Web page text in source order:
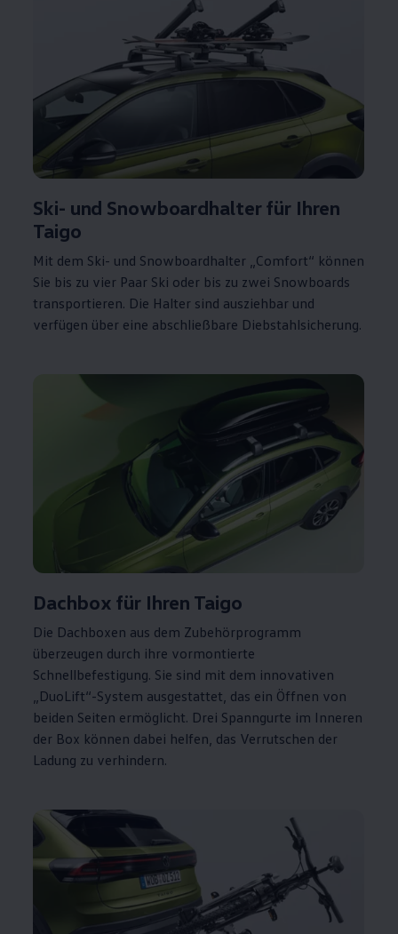
Ski- und Snowboardhalter für Ihren
Taigo
Mit dem Ski- und Snowboardhalter „Comfort“ können
Sie bis zu vier Paar Ski oder bis zu zwei Snowboards
transportieren. Die Halter sind ausziehbar und
verfügen über eine abschließbare Diebstahlsicherung.
Dachbox für Ihren Taigo
Die Dachboxen aus dem Zubehörprogramm
überzeugen durch ihre vormontierte
Schnellbefestigung. Sie sind mit dem innovativen
„DuoLift“-System ausgestattet, das ein Öffnen von
beiden Seiten ermöglicht. Drei Spanngurte im Inneren
der Box können dabei helfen, das Verrutschen der
Ladung zu verhindern.